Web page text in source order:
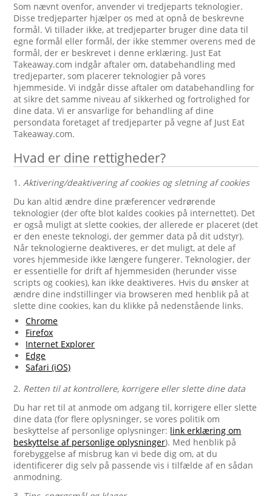
Som nævnt ovenfor, anvender vi tredjeparts teknologier.
Disse tredjeparter hjælper os med at opnå de beskrevne
formål. Vi tillader ikke, at tredjeparter bruger dine data til
egne formål eller formål, der ikke stemmer overens med de
formål, der er beskrevet i denne erklæring. Just Eat
Takeaway.com indgår aftaler om, databehandling med
tredjeparter, som placerer teknologier på vores
hjemmeside. Vi indgår disse aftaler om databehandling for
at sikre det samme niveau af sikkerhed og fortrolighed for
dine data. Vi er ansvarlige for behandling af dine
persondata foretaget af tredjeparter på vegne af Just Eat
Takeaway.com.
Hvad er dine rettigheder?
1.Aktivering/deaktivering af cookies og sletning af cookies
Du kan altid ændre dine præferencer vedrørende
teknologier (der ofte blot kaldes cookies på internettet). Det
er også muligt at slette cookies, der allerede er placeret (det
er den eneste teknologi, der gemmer data på dit udstyr).
Når teknologierne deaktiveres, er det muligt, at dele af
vores hjemmeside ikke længere fungerer. Teknologier, der
er essentielle for drift af hjemmesiden (herunder visse
scripts og cookies), kan ikke deaktiveres. Hvis du ønsker at
ændre dine indstillinger via browseren med henblik på at
slette dine cookies, kan du klikke på nedenstående links.
Chrome
Firefox
Internet Explorer
Edge
Safari (iOS)
2. Retten til at kontrollere, korrigere eller slette dine data
Du har ret til at anmode om adgang til, korrigere eller slette
dine data (for flere oplysninger, se vores politik om
beskyttelse af personlige oplysninger: link erklæring om
beskyttelse af personlige oplysninger). Med henblik på
forebyggelse af misbrug kan vi bede dig om, at du
identificerer dig selv på passende vis i tilfælde af en sådan
anmodning.